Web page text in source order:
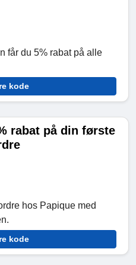
får du 5% rabat på alle
kode
rabat på din første
hos Papique med
kode